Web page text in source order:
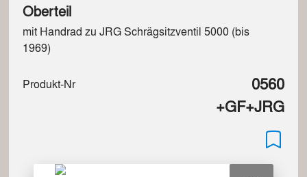
Oberteil
mit Handrad zu JRG Schrägsitzventil 5000 (bis
1969)
Produkt-Nr
0560
+GF+JRG